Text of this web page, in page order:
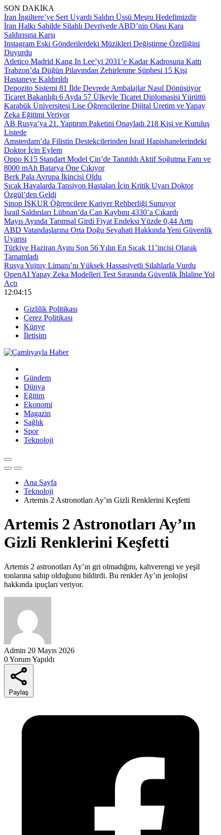
SON DAKİKA
İran İngiltere’ye Sert Uyardı Saldırı Üssü Meşru Hedefimizdir
İran Halkı Sahilde Silahlı Devriyede ABD’nin Olası Kara
Saldırısına Karşı
Instagram Eski Gönderilerdeki Müzikleri Değiştirme Özelliğini
Duyurdu
Atletico Madrid Kang In Lee’yi 2031’e Kadar Kadrosuna Kattı
Trabzon’da Düğün Pilavından Zehirlenme Şüphesi 15 Kişi
Hastaneye Kaldırıldı
Depozito Sistemi 81 İlde Devrede Ambalajlar Nasıl Dönüşüyor
Ticaret Bakanlığı 6 Ayda 57 Ülkeyle Ticaret Diplomasisi Yürüttü
Karabük Üniversitesi Lise Öğrencilerine Dijital Üretim ve Yapay
Zeka Eğitimi Veriyor
AB Rusya’ya 21. Yaptırım Paketini Onayladı 218 Kişi ve Kuruluş
Listede
Amsterdam’da Filistin Destekçilerinden İsrail Hapishanelerindeki
Doktor İçin Eylem
Oppo K15 Standart Model Çin’de Tanıtıldı Aktif Soğutma Fanı ve
8000 mAh Batarya Öne Çıkıyor
Berk Pala Avrupa İkincisi Oldu
Sıcak Havalarda Tansiyon Hastaları İçin Kritik Uyarı Doktor
Özgül’den Geldi
Sinop İŞKUR Öğrencilere Kariyer Rehberliği Sunuyor
İsrail Saldırıları Lübnan’da Can Kaybını 4330’a Çıkardı
Mayıs Ayında Tarımsal Girdi Fiyat Endeksi Yüzde 0,44 Arttı
ABD Vatandaşlarına Orta Doğu Seyahati Hakkında Yeni Güvenlik
Uyarısı
Türkiye Haziran Ayını Son 56 Yılın En Sıcak 11’incisi Olarak
Tamamladı
Rusya Yujnıy Limanı’nı Yüksek Hassasiyetli Silahlarla Vurdu
OpenAI Yapay Zeka Modelleri Test Sırasında Güvenlik İhlaline Yol
Açtı
12:04:15
Gizlilik Politikası
Çerez Politikası
Künye
İletişim
Gündem
Dünya
Eğitim
Ekonomi
Magazin
Sağlık
Spor
Teknoloji
Ana Sayfa
Teknoloji
Artemis 2 Astronotları Ay’ın Gizli Renklerini Keşfetti
Artemis 2 Astronotları Ay’ın
Gizli Renklerini Keşfetti
Artemis 2 astronotları Ay’ın gri olmadığını, kahverengi ve yeşil
tonlarına sahip olduğunu bildirdi. Bu renkler Ay’ın jeolojisi
hakkında ipuçları veriyor.
Admin 20 Mayıs 2026
0 Yorum Yapıldı
Paylaş